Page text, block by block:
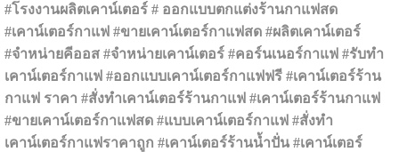
#โรงงานผลิตเคาน์เตอร์ # ออกแบบตกแต่งร้านกาแฟสด
#เคาน์เตอร์กาแฟ #ขายเคาน์เตอร์กาแฟสด #ผลิตเคาน์เตอร์
#จำหน่ายคีออส #จำหน่ายเคาน์เตอร์ #คอร์นเนอร์กาแฟ #รับทำ
เคาน์เตอร์กาแฟ #ออกแบบเคาน์เตอร์กาแฟฟรี #เคาน์เตอร์ร้าน
กาแฟ ราคา #สั่งทำเคาน์เตอร์ร้านกาแฟ #เคาน์เตอร์ร้านกาแฟ
#ขายเคาน์เตอร์กาแฟสด #แบบเคาน์เตอร์กาแฟ #สั่งทำ
เคาน์เตอร์กาแฟราคาถูก #เคาน์เตอร์ร้านน้ำปั่น #เคาน์เตอร์